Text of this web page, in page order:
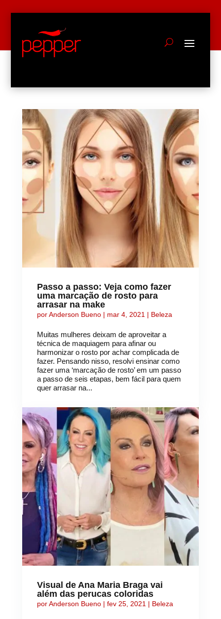
Passo a passo: Veja como fazer
uma marcação de rosto para
arrasar na make
porAnderson Bueno| mar 4, 2021 | Beleza
Muitas mulheres deixam de aproveitar a
técnica de maquiagem para afinar ou
harmonizar o rosto por achar complicada de
fazer. Pensando nisso, resolvi ensinar como
fazer uma ‘marcação de rosto’ em um passo
a passo de seis etapas, bem fácil para quem
quer arrasar na...
Visual de Ana Maria Braga vai
além das perucas coloridas
porAnderson Bueno| fev 25, 2021 | Beleza